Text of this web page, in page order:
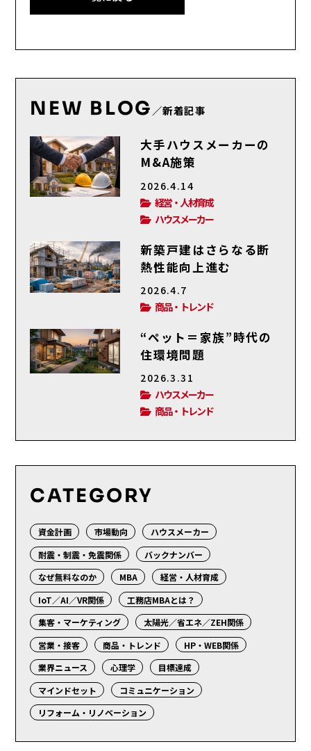
NEW BLOG／新着記事
大手ハウスメーカーの
M&A施策
2026.4.14
経営・人材育成
ハウスメーカー
新築戸建はさらなる断
熱性能向上進む
2026.4.7
商品・トレンド
“ペット＝家族”時代の
住環境問題
2026.3.31
ハウスメーカー
商品・トレンド
CATEGORY
資金計画 市場動向
ハウスメーカー
耐震・制震・免震関係
バックナンバー
なぜ無料なのか
MBA
経営・人材育成
IoT／AI／VR関係
工務店MBAとは？
集客・マーケティング
太陽光／省エネ／ZEH関係
営業・接客
商品・トレンド
HP・WEB関係
業界ニュース
心理学
目標達成
マインドセット
コミュニケーション
リフォーム・リノベーション